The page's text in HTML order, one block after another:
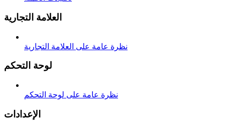
العلامة التجارية
نظرة عامة على العلامة التجارية
لوحة التحكم
نظرة عامة على لوحة التحكم
الإعدادات